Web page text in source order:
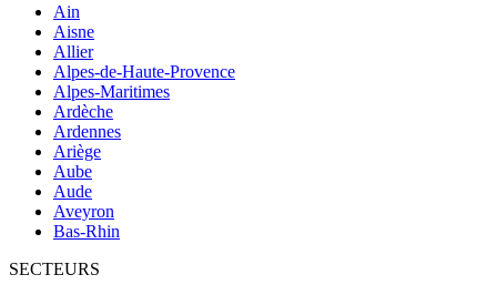
Ain
Aisne
Allier
Alpes-de-Haute-Provence
Alpes-Maritimes
Ardèche
Ardennes
Ariège
Aube
Aude
Aveyron
Bas-Rhin
SECTEURS